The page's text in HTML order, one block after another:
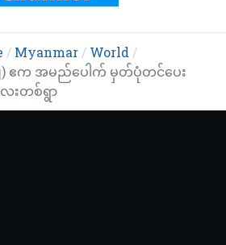
Myanmar
World
) ဧက အမည်ပေါက် မှတ်ပုံတင်ပေး
းတစ်ရွာ